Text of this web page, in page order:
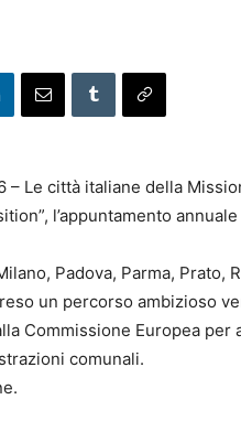
– Le città italiane della
l’appuntamento
Padova, Parma, Prato,
un percorso ambizioso
Commissione Europea
comunali.